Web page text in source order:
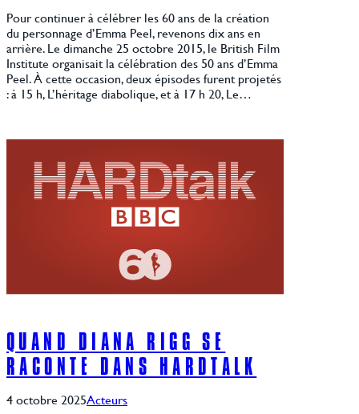
Pour continuer à célébrer les 60 ans de la création
du personnage d’Emma Peel, revenons dix ans en
arrière. Le dimanche 25 octobre 2015, le British Film
Institute organisait la célébration des 50 ans d’Emma
Peel. À cette occasion, deux épisodes furent projetés
: à 15 h, L’héritage diabolique, et à 17 h 20, Le…
QUAND DIANA RIGG SE
RACONTE DANS HARDTALK
4 octobre 2025Acteurs